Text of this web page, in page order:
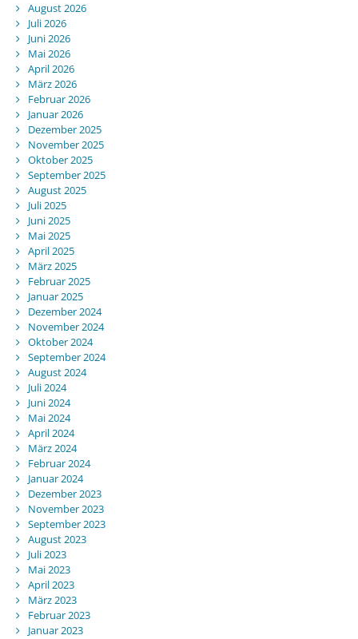
August 2026
Juli 2026
Juni 2026
Mai 2026
April 2026
März 2026
Februar 2026
Januar 2026
Dezember 2025
November 2025
Oktober 2025
September 2025
August 2025
Juli 2025
Juni 2025
Mai 2025
April 2025
März 2025
Februar 2025
Januar 2025
Dezember 2024
November 2024
Oktober 2024
September 2024
August 2024
Juli 2024
Juni 2024
Mai 2024
April 2024
März 2024
Februar 2024
Januar 2024
Dezember 2023
November 2023
September 2023
August 2023
Juli 2023
Mai 2023
April 2023
März 2023
Februar 2023
Januar 2023